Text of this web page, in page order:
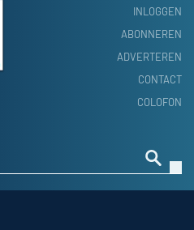
INLOGGEN
ABONNEREN
ADVERTEREN
CONTACT
COLOFON